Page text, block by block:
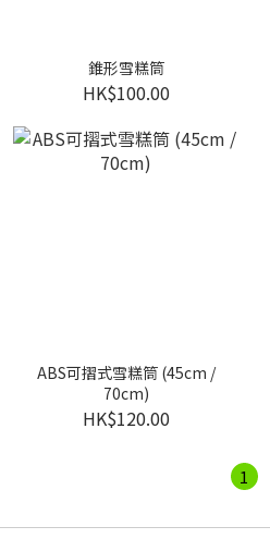
錐形雪糕筒
HK$100.00
ABS可摺式雪糕筒 (45cm /
70cm)
HK$120.00
1